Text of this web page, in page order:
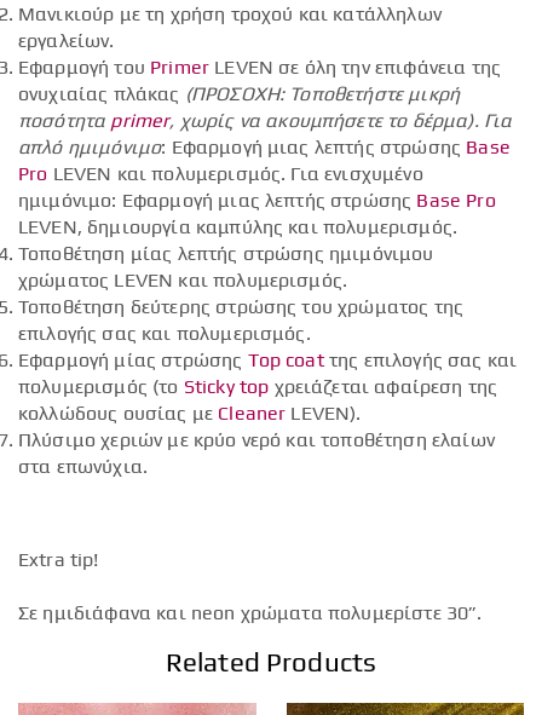
Μανικιούρ με τη χρήση τροχού και κατάλληλων
εργαλείων.
Εφαρμογή του Primer LEVEN σε όλη την επιφάνεια της
ονυχιαίας πλάκας (ΠΡΟΣΟΧΗ: Τοποθετήστε μικρή
ποσότητα primer, χωρίς να ακουμπήσετε το δέρμα).Για
απλό ημιμόνιμο: Εφαρμογή μιας λεπτής στρώσης Base
Pro LEVEN και πολυμερισμός. Για ενισχυμένο
ημιμόνιμο: Εφαρμογή μιας λεπτής στρώσης Base Pro
LEVEN, δημιουργία καμπύλης και πολυμερισμός.
Τοποθέτηση μίας λεπτής στρώσης ημιμόνιμου
χρώματος LEVEN και πολυμερισμός.
Τοποθέτηση δεύτερης στρώσης του χρώματος της
επιλογής σας και πολυμερισμός.
Εφαρμογή μίας στρώσης Top coatτης επιλογής σας και
πολυμερισμός (το Sticky top χρειάζεται αφαίρεση της
κολλώδους ουσίας με Cleaner LEVEN).
Πλύσιμο χεριών με κρύο νερό και τοποθέτηση ελαίων
στα επωνύχια.
Extra tip!
Σε ημιδιάφανα και neon χρώματα πολυμερίστε 30”.
Related Products